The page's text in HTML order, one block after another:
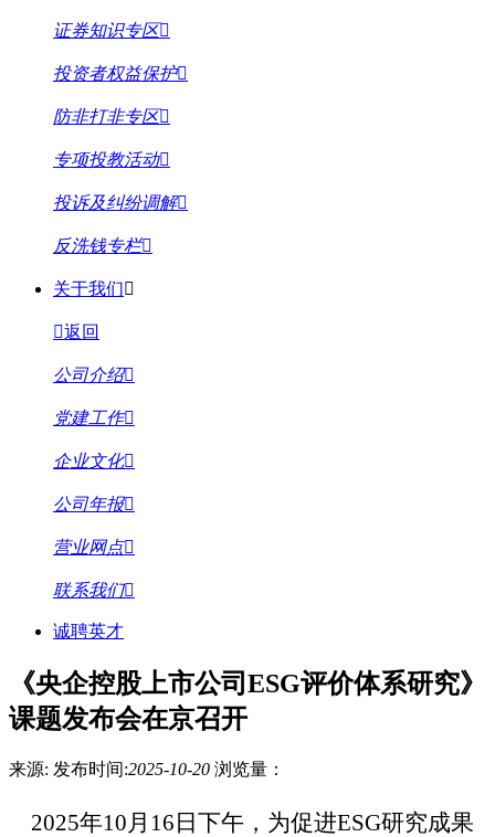
证券知识专区
投资者权益保护
防非打非专区
专项投教活动
投诉及纠纷调解
反洗钱专栏
关于我们
返回
公司介绍
党建工作
企业文化
公司年报
营业网点
联系我们
诚聘英才
《央企控股上市公司ESG评价体系研究》
课题发布会在京召开
来源: 发布时间:2025-10-20 浏览量：
2025年10 月 16 日下午，为促进ESG研究成果